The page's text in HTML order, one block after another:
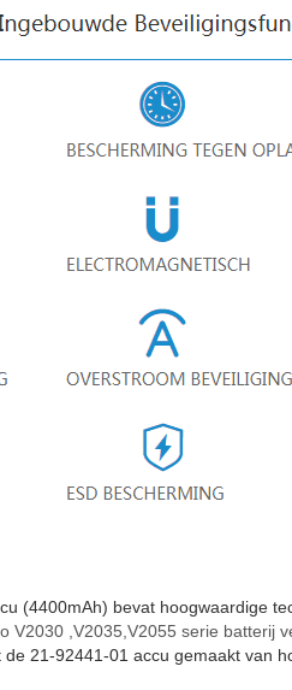
(4400mAh) bevat hoogwaardige
V2030 ,V2035,V2055 serie batterij
21-92441-01 accu gemaakt van